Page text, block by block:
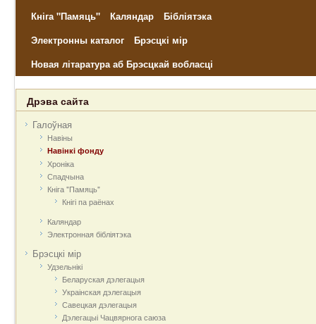
Кніга "Памяць"
Каляндар
Бібліятэка
Электронны каталог
Брэсцкі мір
Новая літаратура аб Брэсцкай вобласці
Дрэва сайта
Галоўная
Навіны
Навінкі фонду
Хроніка
Спадчына
Кніга "Памяць"
Кнігі па раёнах
Каляндар
Электронная бібліятэка
Брэсцкі мір
Удзельнікі
Беларуская дэлегацыя
Украінская дэлегацыя
Савецкая дэлегацыя
Дэлегацыі Чацвярнога саюза